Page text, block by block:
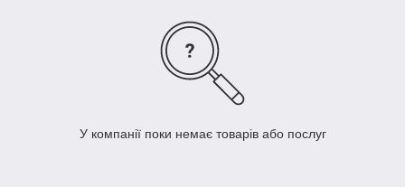
У компанії поки немає товарів або послуг